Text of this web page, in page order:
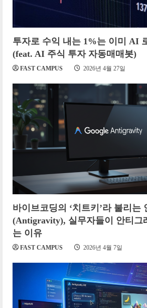
투자로 수익 내는 1%는 이미 AI
(feat. AI 주식 투자 자동매매봇)
FAST CAMPUS 2026년 4월 27일
바이브코딩의 ‘치트키’라 불리는
(Antigravity), 실무자들이 안티그
는 이유
FAST CAMPUS 2026년 4월 7일